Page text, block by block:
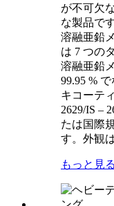
が不可欠
な製品で
溶融亜鉛
は 7 つの
溶融亜鉛
99.95 %
キコーテ
2629/IS –
たは国際
す。外観
もっと見る